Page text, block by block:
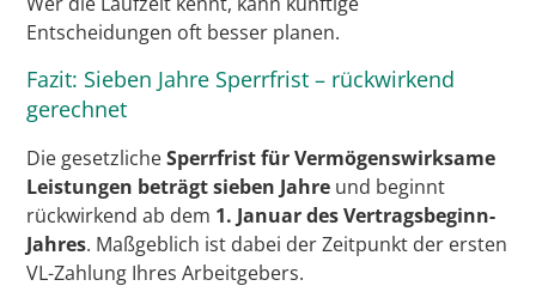
Entscheidungen oft besser planen.
Fazit: Sieben Jahre Sperrfrist – rückwirkend
gerechnet
Die gesetzlicheSperrfrist für Vermögenswirksame
Leistungen beträgt sieben Jahre und beginnt
rückwirkend ab dem 1. Januar des Vertragsbeginn-
Jahres. Maßgeblich ist dabei der Zeitpunkt der ersten
VL-Zahlung Ihres Arbeitgebers.